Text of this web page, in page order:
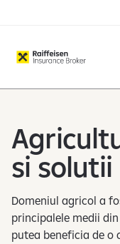
si solutii
Domeniul agricol a
principalele medii
putea beneficia de